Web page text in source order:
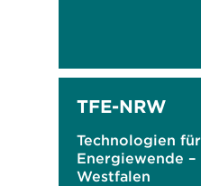
TFE-NRW
Technologien
Energiewende
Westfalen